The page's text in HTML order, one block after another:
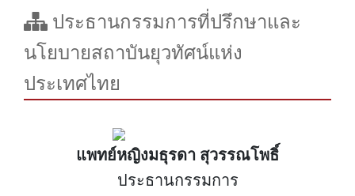
ประธานกรรมการที่ปรึกษาและ
นโยบายสถาบันยุวทัศน์แห่ง
ประเทศไทย
แพทย์หญิงมธุรดา สุวรรณโพธิ์
ประธานกรรมการ